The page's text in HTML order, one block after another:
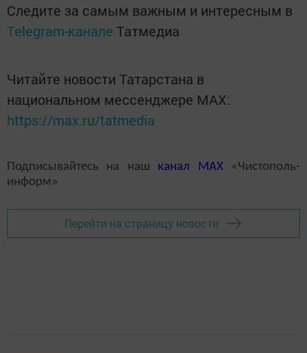
Следите за самым важным и интересным в
Telegram-канале Татмедиа
Читайте новости Татарстана в
национальном мессенджере MАХ:
https://max.ru/tatmedia
Подписывайтесь на наш канал MAX«Чистополь-
информ»
Перейти на страницу новости